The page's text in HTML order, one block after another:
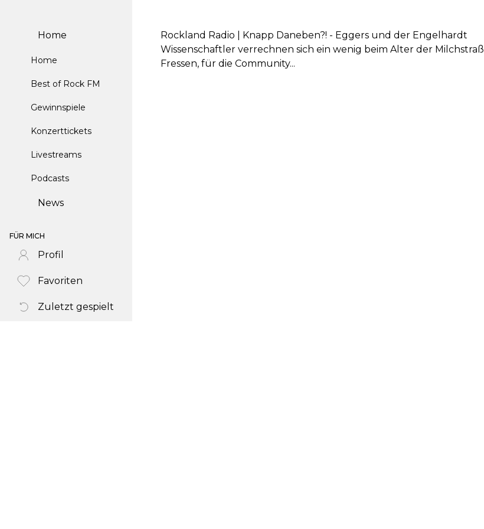
Home
Home
Best of Rock FM
Gewinnspiele
Konzerttickets
Livestreams
Podcasts
News
FÜR MICH
Profil
Favoriten
Zuletzt gespielt
Rockland Radio | Knapp Daneben?! - Eggers und der Engelhardt
Wissenschaftler verrechnen sich ein wenig beim Alter der
Fressen, für die Community...